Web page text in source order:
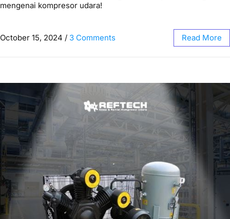
mengenai kompresor udara!
October 15, 2024 / 3 Comments Read More